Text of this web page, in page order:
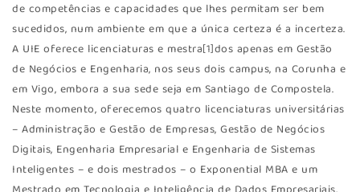
de competências e capacidades que lhes permitam ser bem
sucedidos, num ambiente em que a única certeza é a incerteza.
A UIE oferece licenciaturas e mestra[1]dos apenas em Gestão
de Negócios e Engenharia, nos seus dois campus, na Corunha e
em Vigo, embora a sua sede seja em Santiago de Compostela.
Neste momento, oferecemos quatro licenciaturas universitárias
– Administração e Gestão de Empresas, Gestão de Negócios
Digitais, Engenharia Empresarial e Engenharia de Sistemas
Inteligentes – e dois mestrados – o Exponential MBA e um